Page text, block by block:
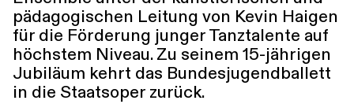
pädagogischen Leitung von Kevin Haigen
für die Förderung junger Tanztalente auf
höchstem Niveau. Zu seinem 15-jährigen
Jubiläum kehrt das Bundesjugendballett
in die Staatsoper zurück.